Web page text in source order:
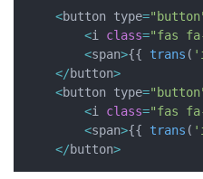
<button type=
<i class="fas
<span>{{ trans (
</button>
<button type=
<i class="fas
<span>{{ trans (
</button>